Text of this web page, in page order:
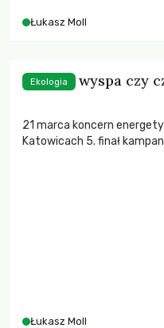
dno” pod względem praw
Łukasz Moll
Zielona wyspa czy
21 marca koncern
Katowicach 5. finał
Łukasz Moll
Ekologia